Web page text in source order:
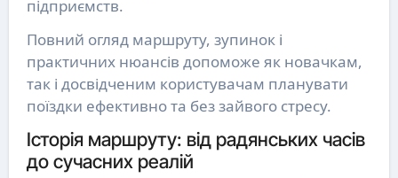
підприємств.
Повний огляд маршруту, зупинок і
практичних нюансів допоможе як новачкам,
так і досвідченим користувачам планувати
поїздки ефективно та без зайвого стресу.
Історія маршруту: від радянських часів
до сучасних реалій